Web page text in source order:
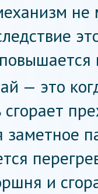
не
— это
сгорает
заметное
и